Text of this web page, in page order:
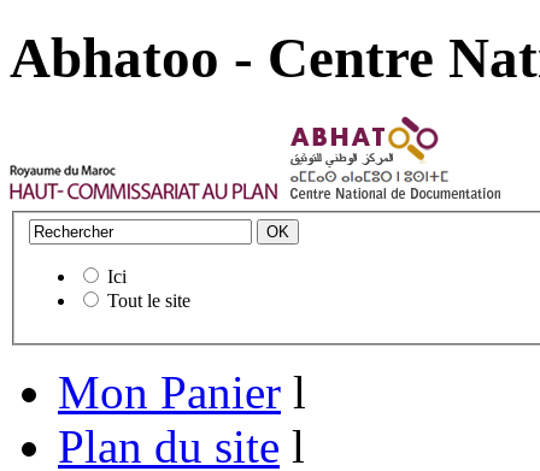
Abhatoo - Centre
Ici
Tout le site
Mon Panier l
Plan du site l